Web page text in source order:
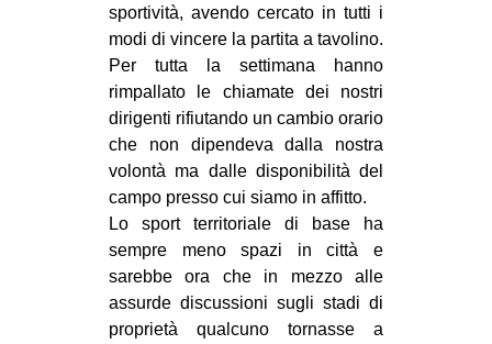
RECENSIONI
INTERNAZIONALE
AFRICA
AMERICHE
ESTREMO ORIENTE
EUROPA
MEDIO ORIENTE
MONDO
sportività, avendo cercato in tutti i
modi di vincere la partita a tavolino.
Per tutta la settimana hanno
rimpallato le chiamate dei nostri
dirigenti rifiutando un cambio orario
che non dipendeva dalla nostra
volontà ma dalle disponibilità del
campo presso cui siamo in affitto.
Lo sport territoriale di base ha
sempre meno spazi in città e
sarebbe ora che in mezzo alle
assurde discussioni sugli stadi di
proprietà qualcuno tornasse a